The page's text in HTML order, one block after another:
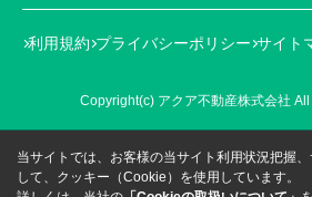
利用規約 プライバシーポリシー サイト
Copyright(c) アクア不動産株式会社
当サイトでは、お客様の当サイト利用状況把握
して、クッキー（Cookie）を使用しています。